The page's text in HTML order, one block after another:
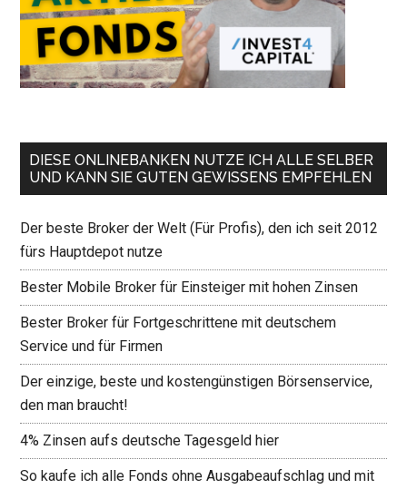
DIESE ONLINEBANKEN NUTZE ICH ALLE SELBER
UND KANN SIE GUTEN GEWISSENS EMPFEHLEN
Der beste Broker der Welt (Für Profis), den ich seit 2012
fürs Hauptdepot nutze
Bester Mobile Broker für Einsteiger mit hohen Zinsen
Bester Broker für Fortgeschrittene mit deutschem
Service und für Firmen
Der einzige, beste und kostengünstigen Börsenservice,
den man braucht!
4% Zinsen aufs deutsche Tagesgeld hier
So kaufe ich alle Fonds ohne Ausgabeaufschlag und mit